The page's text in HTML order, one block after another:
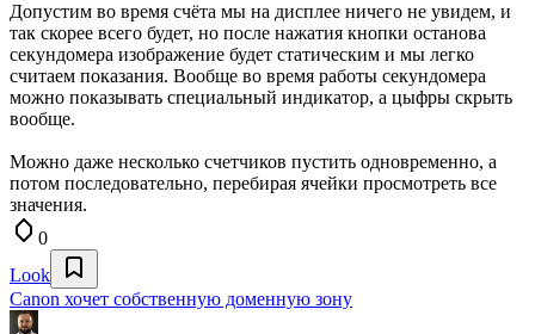
Допустим во время счёта мы на дисплее ничего не увидем, и
так скорее всего будет, но после нажатия кнопки останова
секундомера изображение будет статическим и мы легко
считаем показания. Вообще во время работы секундомера
можно показывать специальный индикатор, а цыфры скрыть
вообще.
Можно даже несколько счетчиков пустить одновременно, а
потом последовательно, перебирая ячейки просмотреть все
значения.
0
Look
Canon хочет собственную доменную зону